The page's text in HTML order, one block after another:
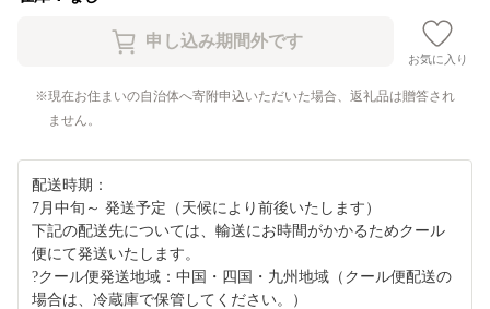
お気に入り
現在お住まいの自治体へ寄附申込いただいた場合、返礼品は贈答され
ません。
配送時期：
7月中旬～ 発送予定（天候により前後いたします）
下記の配送先については、輸送にお時間がかかるためクール
便にて発送いたします。
?クール便発送地域：中国・四国・九州地域（クール便配送の
場合は、冷蔵庫で保管してください。）